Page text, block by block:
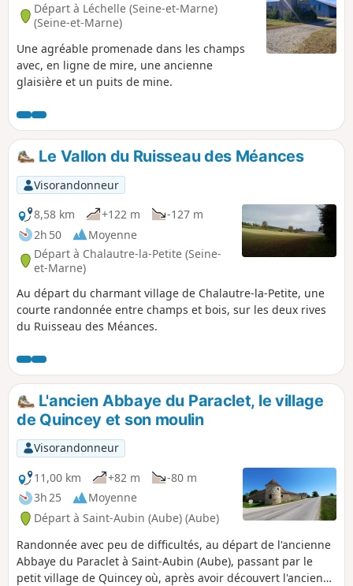
Départ à Léchelle (Seine-et-Marne)
(Seine-et-Marne)
Une agréable promenade dans les champs
avec, en ligne de mire, une ancienne
glaisière et un puits de mine.
Le Vallon du Ruisseau des Méances
Visorandonneur
8,58 km
+122 m
-127 m
2h 50
Moyenne
Départ à Chalautre-la-Petite (Seine-
et-Marne)
Au départ du charmant village de Chalautre-la-Petite, une
courte randonnée entre champs et bois, sur les deux rives
du Ruisseau des Méances.
L'ancien Abbaye du Paraclet, le village
de Quincey et son moulin
Visorandonneur
11,00 km
+82 m
-80 m
3h 25
Moyenne
Départ à Saint-Aubin (Aube) (Aube)
Randonnée avec peu de difficultés, au départ de l'ancienne
Abbaye du Paraclet à Saint-Aubin (Aube), passant par le
petit village de Quincey où, après avoir découvert l'ancien